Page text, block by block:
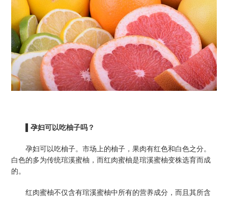
孕妇可以吃柚子吗？
孕妇可以吃柚子。市场上的柚子，果肉有红色和白色之分。
白色的多为传统琯溪蜜柚，而红肉蜜柚是琯溪蜜柚变株选育而成
的。
红肉蜜柚不仅含有琯溪蜜柚中所有的营养成分，而且其所含